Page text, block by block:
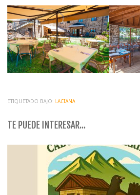
ETIQUETADO BAJO: LACIANA
TE PUEDE INTERESAR...